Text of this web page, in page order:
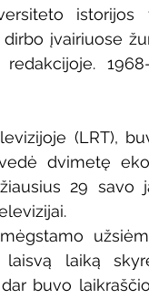
istorijos
įvairiuose
(LRT),
dvimetę
29 savo
laisvą laiką
buvo laikraščio